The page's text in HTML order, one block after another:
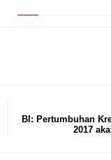
BI: Pertumbuhan
2017